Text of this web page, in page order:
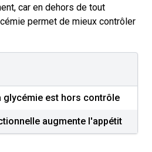
car en dehors de tout
permet de mieux contrôler
glycémie est hors contrôle
augmente l'appétit